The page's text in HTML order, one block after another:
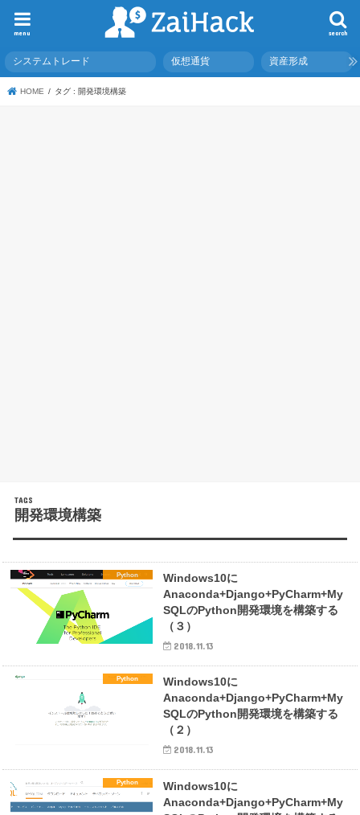
search
menu
システムトレード 仮想通貨 資産形成
HOME タグ : 開発環境構築
開発環境構築
Python
Windows10に
Anaconda+Django+PyCharm+My
SQLのPython開発環境を構築する
（３）
2018.11.13
Python
Windows10に
Anaconda+Django+PyCharm+My
SQLのPython開発環境を構築する
（２）
2018.11.13
Python
Windows10に
Anaconda+Django+PyCharm+My